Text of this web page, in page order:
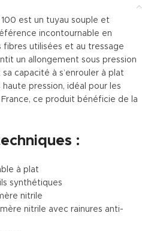
100 est un tuyau souple et
incontournable en
fibres utilisées et au tressage
un allongement sous pression
capacité à s’enrouler à plat
pression, idéal pour les
ce produit bénéficie de la
:
à plat
synthétiques
nitrile
nitrile avec rainures anti-